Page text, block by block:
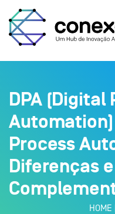
DPA (Digital
Automation)
Process
Diferenças e
HOME